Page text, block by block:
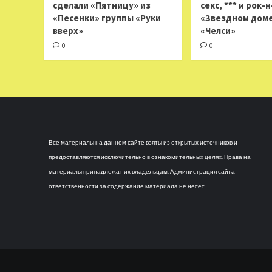
сделали «Пятницу» из
«Песенки» группы «Руки
вверх»
0
секс, *** и рок-
«Звездном
«Челси»
0
Все материалы на данном сайте взяты из открытых источников и
предоставляются исключительно в ознакомительных целях. Права на
материалы принадлежат их владельцам. Администрация сайта
ответственности за содержание материала не несет.